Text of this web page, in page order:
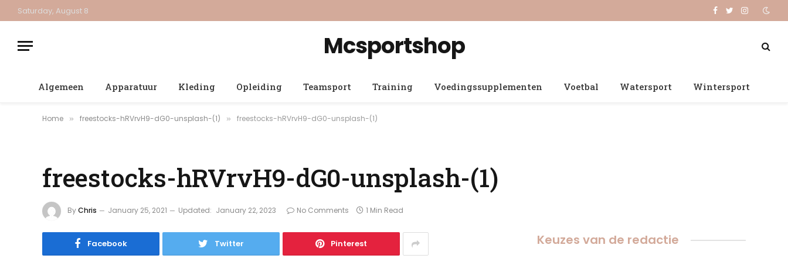
Saturday, August 8 Facebook
TwitterInstagram
Mcsportshop
Algemeen Apparatuur Kleding Opleiding Teamsport Training Voedingssupplementen Voetbal Watersport Wintersport
Home » freestocks-hRVrvH9-dG0-unsplash-(1) » freestocks-hRVrvH9-dG0-unsplash-(1)
freestocks-hRVrvH9-dG0-unsplash-(1)
ByChris January 25, 2021 Updated: January 22, 2023 No Comments 1 Min Read
Facebook Twitter Pinterest Keuzes van de redactie